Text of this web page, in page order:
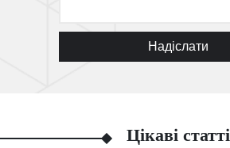
Надіслати
Цікаві статті